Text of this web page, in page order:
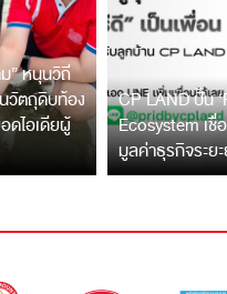
” หนุนวิถี
วัตถุดิบท้อง
ดไอเดียผู้
CP LAND ปั้น
Ecosystem เ
มูลค่าธุรกิจระย